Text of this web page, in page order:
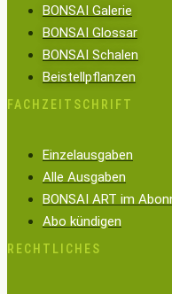
BONSAI Galerie
BONSAI Glossar
BONSAI Schalen
Beistellpflanzen
FACHZEITSCHRIFT
Einzelausgaben
Alle Ausgaben
BONSAI ART im
Abo kündigen
RECHTLICHES